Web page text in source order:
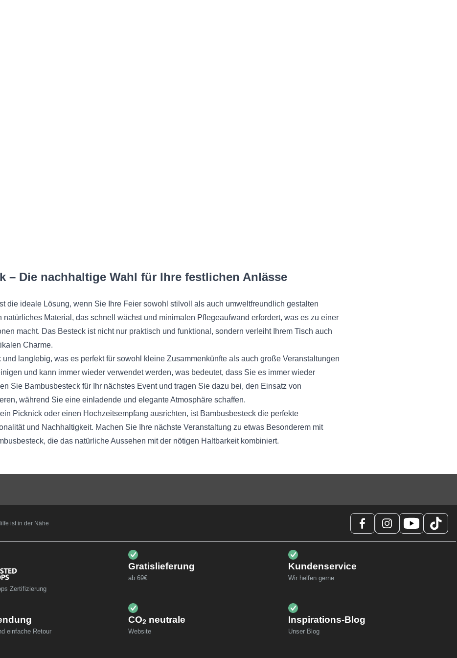
– Die nachhaltige Wahl für Ihre festlichen Anlässe
die ideale Lösung, wenn Sie Ihre Feier sowohl stilvoll als auch umweltfreundlich gestalten
natürliches Material, das schnell wächst und minimalen Pflegeaufwand erfordert, was es zu einer
macht. Das Besteck ist nicht nur praktisch und funktional, sondern verleiht Ihrem Tisch auch
Charme.
und langlebig, was es perfekt für sowohl kleine Zusammenkünfte als auch große Veranstaltungen
und kann immer wieder verwendet werden, was bedeutet, dass Sie es immer wieder
Sie Bambusbesteck für Ihr nächstes Event und tragen Sie dazu bei, den Einsatz von
während Sie eine einladende und elegante Atmosphäre schaffen.
Picknick oder einen Hochzeitsempfang ausrichten, ist Bambusbesteck die perfekte
und Nachhaltigkeit. Machen Sie Ihre nächste Veranstaltung zu etwas Besonderem mit
die das natürliche Aussehen mit der nötigen Haltbarkeit kombiniert.
ist in der Nähe
Zertifizierung
Gratislieferung
ab 69€
Kundenservice
Wir helfen gerne
einfache Retour
CO2 neutrale
Website
Inspirations-Blog
Unser Blog